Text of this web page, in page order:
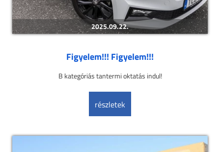
2025.09.22.
Figyelem!!! Figyelem!!!
B kategóriás tantermi oktatás indul!
részletek